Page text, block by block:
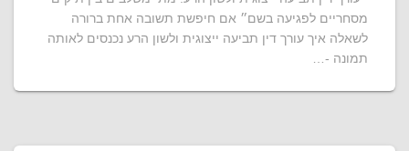
מסחריים לפגיעה בשם״ אם חיפשת תשובה אחת ברורה
לשאלה איך עורך דין תביעה ייצוגית ולשון הרע נכנסים לאותה
תמונה -…